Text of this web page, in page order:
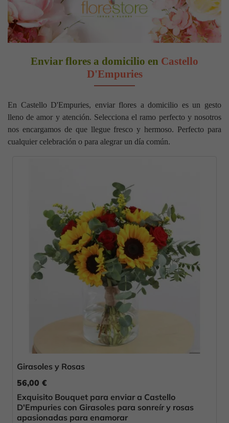
Enviar flores a domicilio en Castello
D'Empuries
En Castello D'Empuries, enviar flores a domicilio es un gesto
lleno de amor y atención. Selecciona el ramo perfecto y nosotros
nos encargamos de que llegue fresco y hermoso. Perfecto para
cualquier celebración o para alegrar un día común.
Girasoles y Rosas
56,00 €
Exquisito Bouquet para enviar a Castello
D'Empuries con Girasoles para sonreír y rosas
apasionadas para enamorar